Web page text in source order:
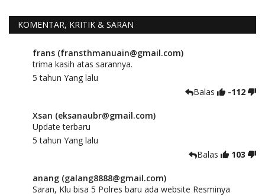
KOMENTAR, KRITIK & SARAN
frans (fransthmanuain@gmail.com)
trima kasih atas sarannya.
5 tahun Yang lalu
Balas
-112
Xsan (eksanaubr@gmail.com)
Update terbaru
5 tahun Yang lalu
Balas
103
anang (galang8888@gmail.com)
Saran, Klu bisa 5 Polres baru ada website Resminya